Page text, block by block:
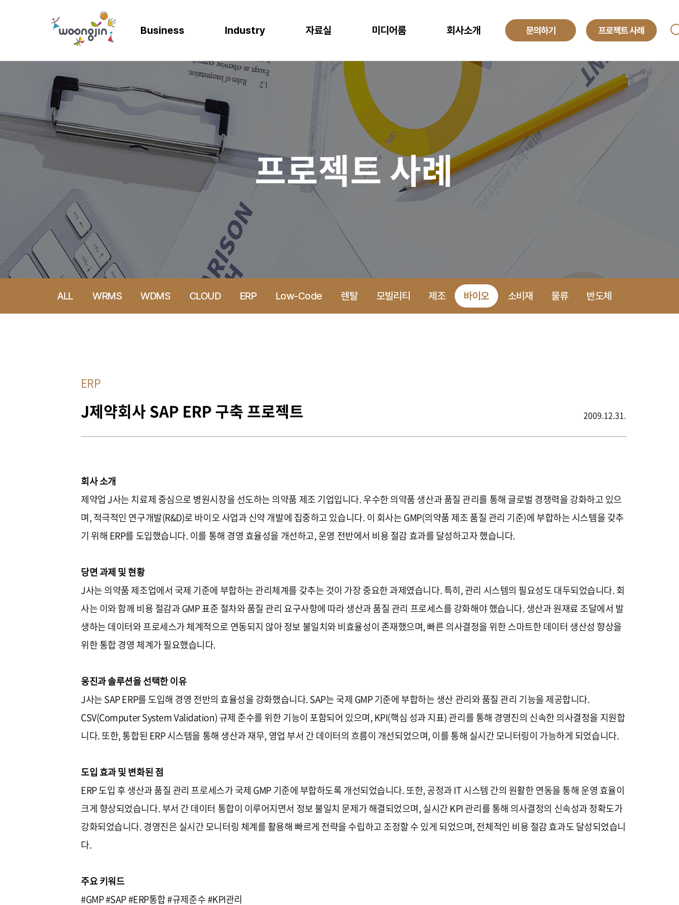
Business
AICC | AI 고객상담 시스템
WIKL | AI 인사이트 플랫폼
AI웅수 | 그룹웨어 AI
SAP Joule
Mendix MAIA
WRMS
WDMS
Business Synergy Suite
ERP
SAP S/4HANA
SAP Business One
SAP EWM
Microsoft Dynamics 365
Smart Factory
WiJARD Package
CLOUD ONEPACK
CLOUD
AWS (Amazon Web Services)
Microsoft Azure
Microsoft Power Platform
NAVER Cloud Platform
Mendix
워크쓰루 & 네이버웍스 코어
MANAGED SERVICE
Global Development Center
컨텍센터 BPO
Payroll BPO
Industry
고객 만족도 및 충성도 증대
사업 확장 및 브랜드 신뢰도 증가
통합 관리 및 운영 효율화
모빌리티
디지털 혁신을 위한 최적의 도구
프로세스 정립 및 글로벌 운영 시스템 구축
효율적인 자원관리
제조
디지털 혁신과 생산성
인공지능과 머신러닝으로 제조 혁신 실현
계획과 목표 중심의 프로세스 설계로 품질 향상
바이오
엄격한 규제 준수를 위한 IT시스템
성장을 위한 기반 마련
소비재
플랫폼을 통한 경쟁력 강화
데이터 분석과 기술의 활용
물류
복잡한 물류 현장을 위한 통합된 플랫폼
재고 없는 창고
미래 성장을 위한 유연한 물류 시스템
고도의 정밀성과 효율성을 위한 도구
자료실
프로젝트 사례
다운로드
미디어룸
공지사항
블로그
회사소개
기업소개
투자정보
해외법인
채용정보
추천 검색어 WRMS WDMS SAP ERP
렌탈 모빌리티 클라우드
프로젝트 사례
ALL WRMS WDMS CLOUD ERP Low-Code 렌탈 모빌리티 제조 바이오 소비재 물류 반도체
ERP
J제약회사 SAP ERP 구축 프로젝트 2009.12.31.
회사 소개
제약업 J사는 치료제 중심으로 병원시장을 선도하는 의약품 제조 기업입니다. 우수한 의약품 생산과 품질 관리를 통해 글로벌 경쟁력을 강화하고 있으
며, 적극적인 연구개발(R&D)로 바이오 사업과 신약 개발에 집중하고 있습니다. 이 회사는 GMP(의약품 제조 품질 관리 기준)에 부합하는 시스템을 갖추
기 위해 ERP를 도입했습니다. 이를 통해 경영 효율성을 개선하고, 운영 전반에서 비용 절감 효과를 달성하고자 했습니다.
당면 과제 및 현황
J사는 의약품 제조업에서 국제 기준에 부합하는 관리체계를 갖추는 것이 가장 중요한 과제였습니다. 특히, 관리 시스템의 필요성도 대두되었습니다. 회
사는 이와 함께 비용 절감과 GMP 표준 절차와 품질 관리 요구사항에 따라 생산과 품질 관리 프로세스를 강화해야 했습니다. 생산과 원재료 조달에서 발
생하는 데이터와 프로세스가 체계적으로 연동되지 않아 정보 불일치와 비효율성이 존재했으며, 빠른 의사결정을 위한 스마트한 데이터 생산성 향상을
위한 통합 경영 체계가 필요했습니다.
웅진과 솔루션을 선택한 이유
J사는 SAP ERP를 도입해 경영 전반의 효율성을 강화했습니다. SAP는 국제 GMP 기준에 부합하는 생산 관리와 품질 관리 기능을 제공합니다.
CSV(Computer System Validation) 규제 준수를 위한 기능이 포함되어 있으며, KPI(핵심 성과 지표) 관리를 통해 경영진의 신속한 의사결정을 지원합
니다. 또한, 통합된 ERP 시스템을 통해 생산과 재무, 영업 부서 간 데이터의 흐름이 개선되었으며, 이를 통해 실시간 모니터링이 가능하게 되었습니다.
도입 효과 및 변화된 점
ERP 도입 후 생산과 품질 관리 프로세스가 국제 GMP 기준에 부합하도록 개선되었습니다. 또한, 공정과 IT 시스템 간의 원활한 연동을 통해 운영 효율이
크게 향상되었습니다. 부서 간 데이터 통합이 이루어지면서 정보 불일치 문제가 해결되었으며, 실시간 KPI 관리를 통해 의사결정의 신속성과 정확도가
강화되었습니다. 경영진은 실시간 모니터링 체계를 활용해 빠르게 전략을 수립하고 조정할 수 있게 되었으며, 전체적인 비용 절감 효과도 달성되었습니
다.
주요 키워드
#GMP #SAP #ERP통합 #규제준수 #KPI관리